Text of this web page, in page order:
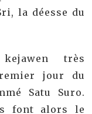
la déesse du
très
jour du
Satu Suro.
font alors le